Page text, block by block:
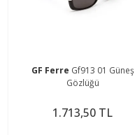
GF Ferre Gf913 01 Güneş
Gözlüğü
1.713,50 TL